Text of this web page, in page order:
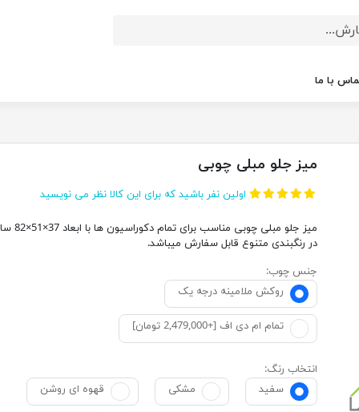
با ما
میز جلو مبلی چوبی
اولین نفر باشید که برای این کالا نظر می نویسید
میز جلو مبلی چوبی
در رنگبندی متنوع قابل سفارش میباشد.
جنس چوب:
روکش ملامینه درجه یک
تمام ام دی اف [+2,479,000 تومان]
انتخاب رنگ:
سفید
مشکی قهوه ای روشن